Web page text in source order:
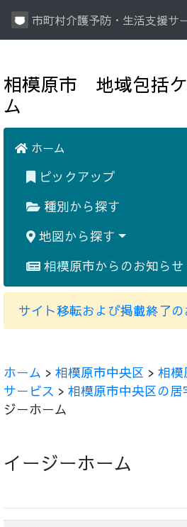
市町村介護予防・生活支援サ
相模原市 地域包括
ム
ホーム
ピックアップ
種別から探す
地図から探す
相模原市からのお知らせ
サイト移転および掲載終了
ホーム > 相模原市中央区 > 相模
サービス > 相模原市中央区の
ジーホーム
イージーホーム